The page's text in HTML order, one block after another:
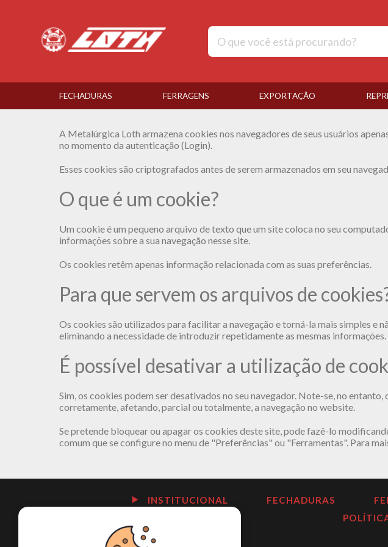
FECHADURAS FERRAGENS EXPORTAÇÃO
A Metalúrgica Loth armazena cookies nos navegadores de seus usuários
no momento da autenticação (Login).
Esses cookies são criptografados antes de serem armazenados em seu
O que é um cookie?
Um cookie é um pequeno arquivo de texto que um site coloca no seu
informações sobre a sua navegação nesse site.
Os cookies retêm apenas informação relacionada com as suas preferências.
Para que servem os arquivos de
Os cookies são utilizados para facilitar a navegação e torná-la mais simples e
eliminando a necessidade de introduzir repetidamente as mesmas informações.
É possível desativar a utilização de
Sim, os cookies podem ser desativados no seu navegador. Note-se, no
corretamente, afetando, parcial ou totalmente, a navegação no website.
Se pretende bloquear ou apagar os cookies deste site, pode fazê-lo
comum que se configure no menu de "Preferências" ou "Ferramentas". Para
INSTITUCIONAL FECHADURAS